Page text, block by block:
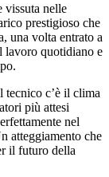
vissuta nelle
prestigioso che
una volta entrato a
lavoro quotidiano e
tecnico c’è il clima
più attesi
nel
atteggiamento che
il futuro della